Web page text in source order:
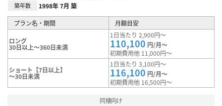
築年数 1998年 7月 築
プラン名・期間 月額目安
ロング
30日以上～360日未満
1日当たり 2,900円～
110,100 円/月～
初期費用他 11,000円～
ショート【7日以上】
～30日未満
1日当たり 3,100円～
116,100 円/月～
初期費用他 16,500円～
同棲向け